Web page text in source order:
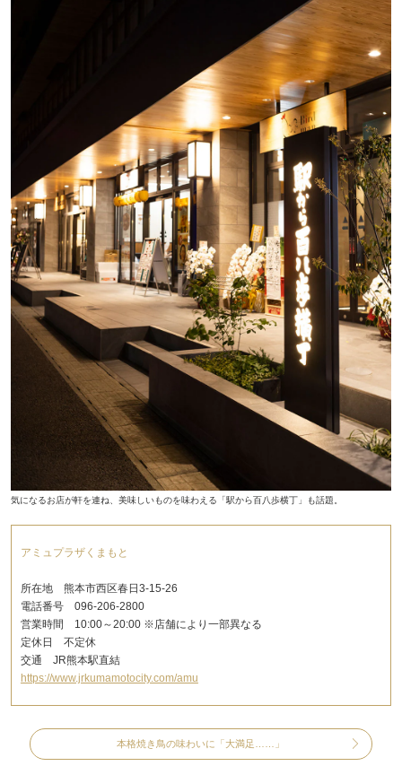
気になるお店が軒を連ね、美味しいものを味わえる「駅から百八歩横丁」も話題。
アミュプラザくまもと
所在地 熊本市西区春日3-15-26
電話番号 096-206-2800
営業時間 10:00～20:00 ※店舗により一部異なる
定休日 不定休
交通 JR熊本駅直結
https://www.jrkumamotocity.com/amu
本格焼き鳥の味わいに「大満足……」